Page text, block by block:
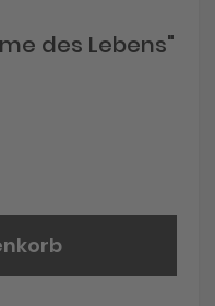
des Lebens"